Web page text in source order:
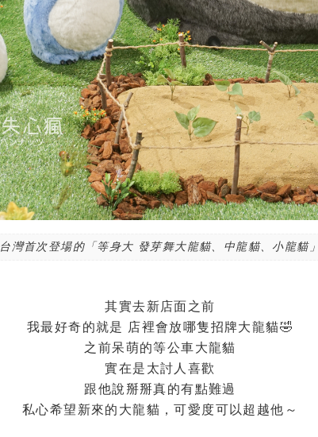
台灣首次登場的「等身大 發芽舞大龍貓、中龍貓、小龍貓」
其實去新店面之前
我最好奇的就是 店裡會放哪隻招牌大龍貓🤣
之前呆萌的等公車大龍貓
實在是太討人喜歡
跟他說掰掰真的有點難過
私心希望新來的大龍貓，可愛度可以超越他～